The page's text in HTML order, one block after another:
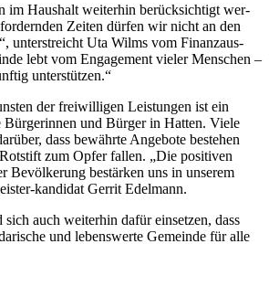
im Haus­halt wei­ter­hin berück­sich­tigt wer­
Zei­ten dür­fen wir nicht an den
unter­streicht Uta Wilms vom Finanz­aus­
lebt vom Enga­ge­ment vie­ler Men­schen –
unter­stüt­zen.“
der frei­wil­li­gen Leis­tun­gen ist ein
Bür­ge­rin­nen und Bür­ger in Hat­ten. Vie­le
dass bewähr­te Ange­bo­te bestehen
zum Opfer fal­len. „Die posi­ti­ven
Bevöl­ke­rung bestär­ken uns in unse­rem
kan­di­dat Ger­rit Edel­mann.
auch wei­ter­hin dafür ein­set­zen, dass
und lebens­wer­te Gemein­de für alle